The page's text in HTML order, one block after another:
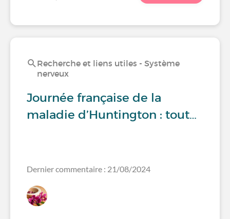
Recherche et liens utiles - Système
nerveux
Journée française de la
maladie d’Huntington : tout…
Dernier commentaire : 21/08/2024